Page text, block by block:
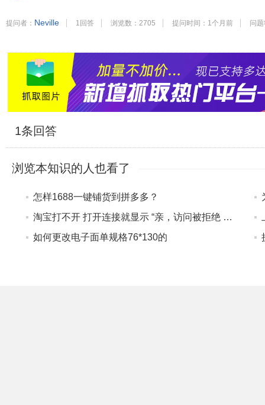
提问者： Neville 1回答 浏览数：2705 提问时间：1个月前 问
1条回答
浏览本知识的人也看了
怎样1688一键铺货到拼多多？
淘宝打不开 打开连接就显示 “亲，访问被拒绝 请检查是否使用了代理软件或 VPN 哦~ 怎么处理 ”
如何更改电子面单规格76*130的